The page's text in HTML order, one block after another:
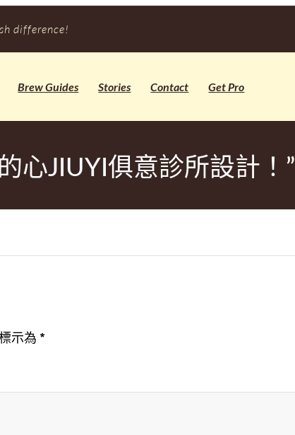
difference!
Brew Guides Stories Contact Get Pro
心JIUYI俱意診所設計！”
示為 *